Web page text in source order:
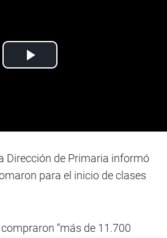
Dirección de Primaria informó
para el inicio de clases
“más de 11.700